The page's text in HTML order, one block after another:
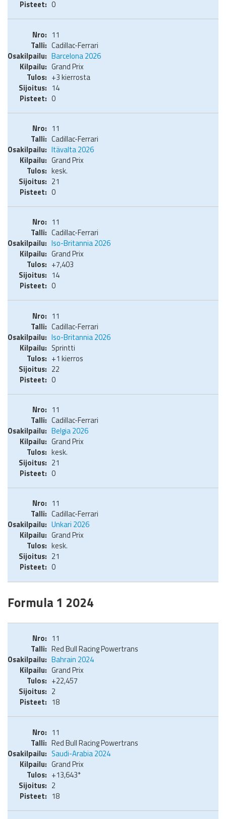
0
11
Cadillac-Ferrari
Barcelona 2026
Grand Prix
+3 kierrosta
14
0
11
Cadillac-Ferrari
Itävalta 2026
Grand Prix
kesk.
21
0
11
Cadillac-Ferrari
Iso-Britannia 2026
Grand Prix
+7,403
14
0
11
Cadillac-Ferrari
Iso-Britannia 2026
Sprintti
+1 kierros
22
0
11
Cadillac-Ferrari
Belgia 2026
Grand Prix
kesk.
21
0
11
Cadillac-Ferrari
Unkari 2026
Grand Prix
kesk.
21
0
Formula 1 2024
11
Red Bull Racing Powertrans
Bahrain 2024
Grand Prix
+22,457
2
18
11
Red Bull Racing Powertrans
Saudi-Arabia 2024
Grand Prix
+13,643*
2
18